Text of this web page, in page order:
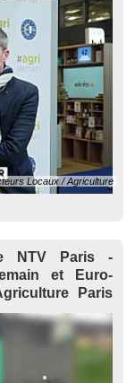
Locaux / Agriculture
NTV Paris -
et Euro-
Paris